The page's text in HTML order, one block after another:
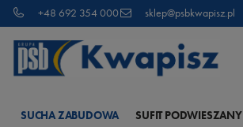
+48 692 354 000 sklep@psbkwapisz.pl
SUCHA ZABUDOWA SUFIT PODWIESZANY